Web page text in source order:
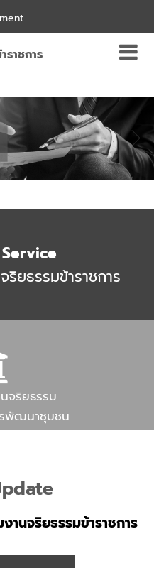
ราชการ
ยธรรมข้าราชการ
จริยธรรม
รพัฒนาชุมชน
นจริยธรรมข้าราชการ